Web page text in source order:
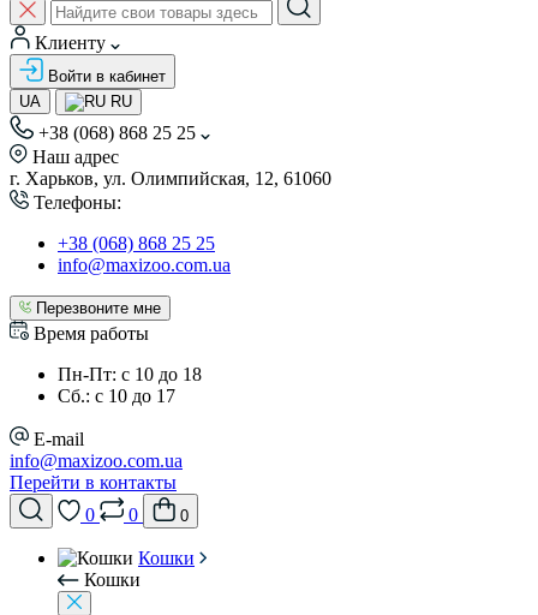
Клиенту
Войти в кабинет
UA
RU
+38 (068) 868 25 25
Наш адрес
г. Харьков, ул. Олимпийская, 12, 61060
Телефоны:
+38 (068) 868 25 25
info@maxizoo.com.ua
Перезвоните мне
Время работы
Пн-Пт: с 10 до 18
Сб.: с 10 до 17
E-mail
info@maxizoo.com.ua
Перейти в контакты
0
0 0
Кошки
Кошки